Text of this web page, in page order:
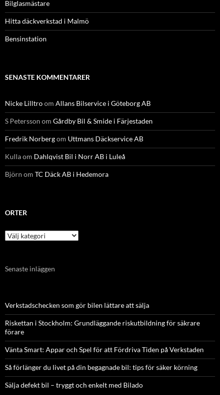
Bilglasmästare
Hitta däckverkstad i Malmö
Bensinstation
SENASTE KOMMENTARER
Nicke Lilltroom Allans Bilservice i Göteborg AB
S Petersson om Gårdby Bil & Smide i Färjestaden
Fredrik Norbergom Uttmans Däckservice AB
Kullaom Dahlqvist Bil i Norr AB i Luleå
Björn om TC Däck AB i Hedemora
ORTER
Orter
Senaste inläggen
Verkstadschecken som gör bilen lättare att sälja
Riskettan i Stockholm: Grundläggande riskutbildning för säkrare
förare
Vänta Smart: Appar och Spel för att Fördriva Tiden på Verkstaden
Så förlänger du livet på din begagnade bil: tips för säker körning
Sälja defekt bil – tryggt och enkelt med Bilado